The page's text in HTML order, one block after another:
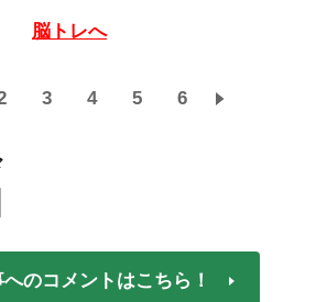
脳トレへ
3 4 5 6
のコメントはこちら！